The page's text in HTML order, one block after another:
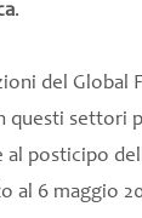
.
del Global
questi settori
al posticipo
al 6 maggio